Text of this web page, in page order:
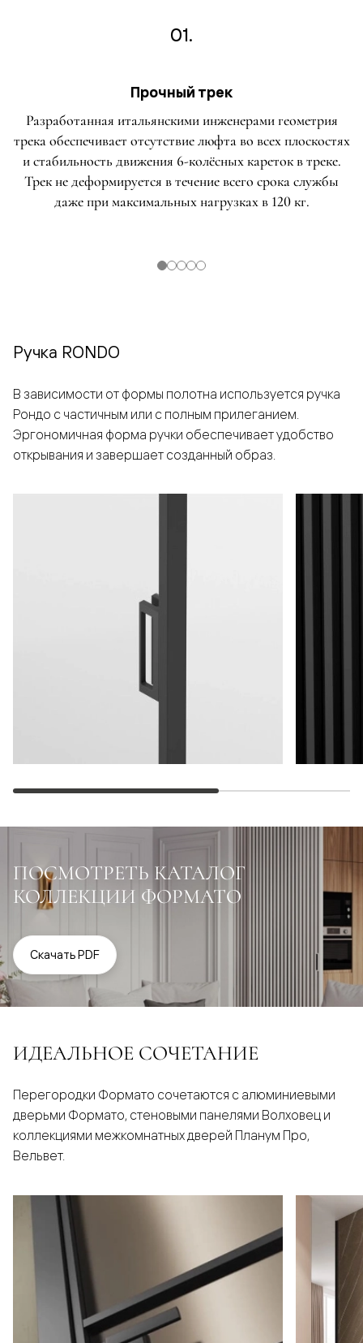
01.
Прочный трек
Разработанная итальянскими инженерами геометрия
трека обеспечивает отсутствие люфта во всех плоскостях
и стабильность движения 6-колёсных кареток в треке.
Трек не деформируется в течение всего срока службы
даже при максимальных нагрузках в 120 кг.
Ручка RONDO
В зависимости от формы полотна используется ручка
Рондо с частичным или с полным прилеганием.
Эргономичная форма ручки обеспечивает удобство
открывания и завершает созданный образ.
ПОСМОТРЕТЬ КАТАЛОГ
КОЛЛЕКЦИИ ФОРМАТО
Скачать PDF
ИДЕАЛЬНОЕ СОЧЕТАНИЕ
Перегородки Формато сочетаются с алюминиевыми
дверьми Формато, стеновыми панелями Волховец и
коллекциями межкомнатных дверей Планум Про,
Вельвет.